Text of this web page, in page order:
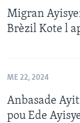
Migran
Brèzil Kote l
ME 22, 2024
Anbasade
pou Ede